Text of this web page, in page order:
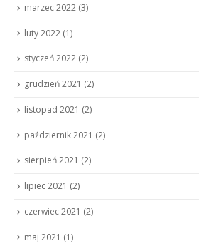
marzec 2022 (3)
luty 2022 (1)
styczeń 2022 (2)
grudzień 2021 (2)
listopad 2021 (2)
październik 2021 (2)
sierpień 2021 (2)
lipiec 2021 (2)
czerwiec 2021 (2)
maj 2021 (1)